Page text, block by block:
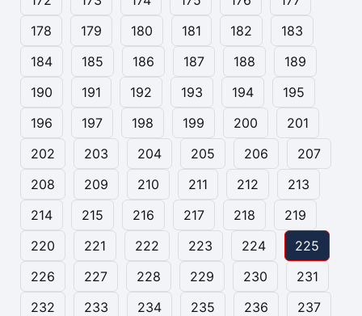
178
179 180 181 182
183
184
185 186 187 188
189
190
191 192 193 194
195
196
197 198 199 200
201
202
203 204 205 206
207
208
209 210 211 212
213
214
215 216 217 218
219
220
221 222 223 224
225
226
227 228 229 230
231
232
233 234 235 236
237